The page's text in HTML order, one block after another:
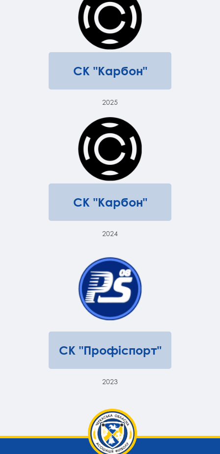
СК "Карбон"
2025
СК "Карбон"
2024
СК "Профіспорт"
2023